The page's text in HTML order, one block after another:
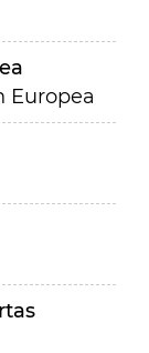
Europea